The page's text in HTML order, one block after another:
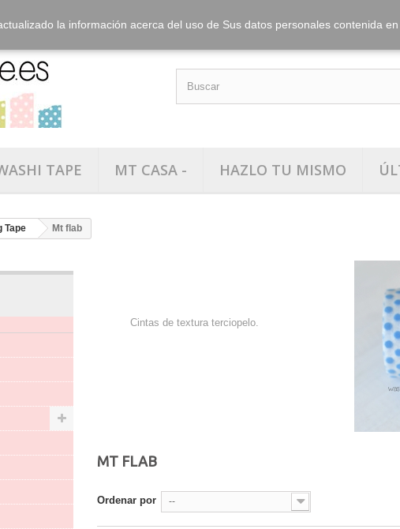
Tel.:
TAPE MT CASA - HAZLO TU MISMO
Tape Mt flab
Cintas de textura terciopelo.
MT FLAB
Ordenar por --
la información acerca del uso de Sus datos personales contenida